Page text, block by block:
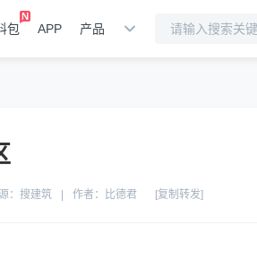
包 APP 产品
： 搜建筑 作者： 比德君 [复制转发]